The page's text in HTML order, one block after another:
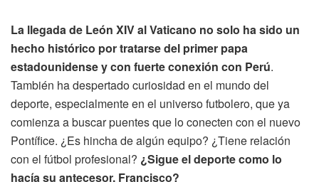
La llegada de León XIV al Vaticano no solo ha sido un
hecho histórico por tratarse del primer papa
estadounidense y con fuerte conexión con Perú.
También ha despertado curiosidad en el mundo del
deporte, especialmente en el universo futbolero, que ya
comienza a buscar puentes que lo conecten con el nuevo
Pontífice. ¿Es hincha de algún equipo? ¿Tiene relación
con el fútbol profesional? ¿Sigue el deporte como lo
hacía su antecesor, Francisco?